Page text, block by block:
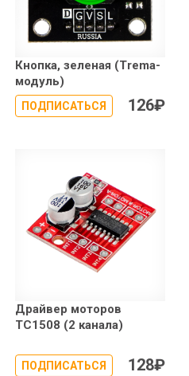
Кнопка, зеленая (Trema-
модуль)
ПОДПИСАТЬСЯ 126₽
Драйвер моторов
TC1508 (2 канала)
ПОДПИСАТЬСЯ 128₽